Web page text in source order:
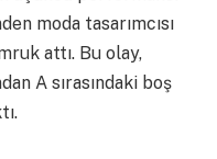
moda tasarımcısı
attı. Bu olay,
A sırasındaki boş